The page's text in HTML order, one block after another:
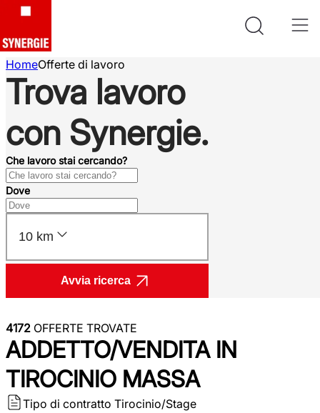
HomeOfferte di lavoro
Trova lavoro
con Synergie.
Che lavoro stai cercando?
Dove
10 km
Avvia ricerca
4172 OFFERTE TROVATE
ADDETTO/VENDITA IN
TIROCINIO MASSA
Tipo di contratto Tirocinio/Stage